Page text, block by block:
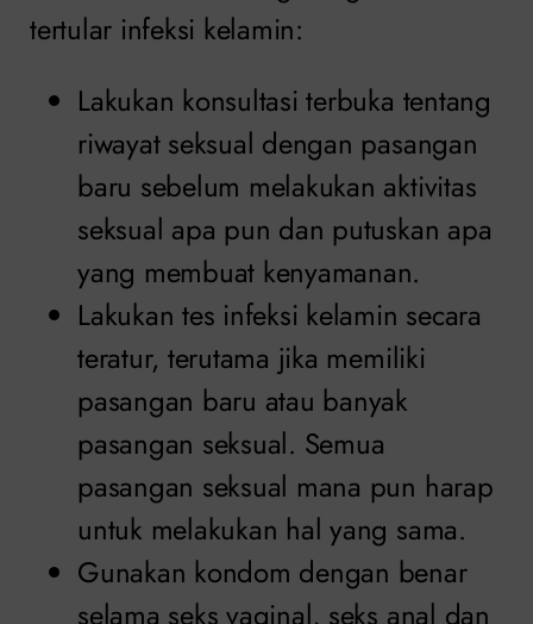
tertular infeksi kelamin:
Lakukan konsultasi terbuka tentang
riwayat seksual dengan pasangan
baru sebelum melakukan aktivitas
seksual apa pun dan putuskan apa
yang membuat kenyamanan.
Lakukan tes infeksi kelamin secara
teratur, terutama jika memiliki
pasangan baru atau banyak
pasangan seksual. Semua
pasangan seksual mana pun harap
untuk melakukan hal yang sama.
Gunakan kondom dengan benar
selama seks vaginal, seks anal dan